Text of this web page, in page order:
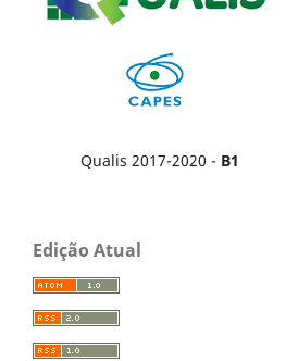
Qualis 2017-2020 - B1
Edição Atual